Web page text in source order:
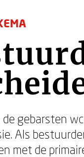
de gebarsten
Als
met de